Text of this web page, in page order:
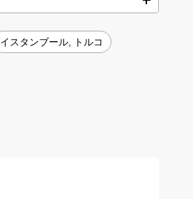
イスタンブール, トルコ